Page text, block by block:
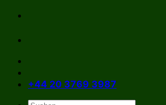
Zum
springen
+44 20 3769 3987